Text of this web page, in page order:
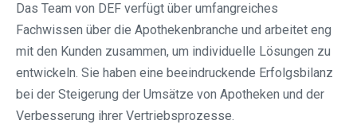
Das Team von DEF verfügt über umfangreiches
Fachwissen über die Apothekenbranche und arbeitet eng
mit den Kunden zusammen, um individuelle Lösungen zu
entwickeln. Sie haben eine beeindruckende Erfolgsbilanz
bei der Steigerung der Umsätze von Apotheken und der
Verbesserung ihrer Vertriebsprozesse.